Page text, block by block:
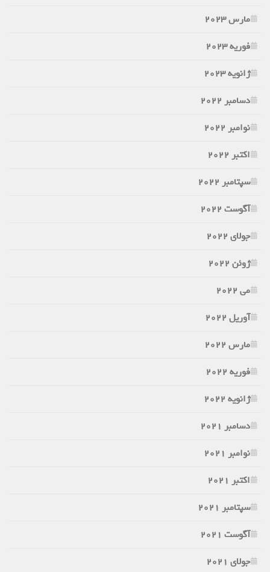
مارس 2023
فوریه 2023
ژانویه 2023
دسامبر 2022
نوامبر 2022
اکتبر 2022
سپتامبر 2022
آگوست 2022
جولای 2022
ژوئن 2022
می 2022
آوریل 2022
مارس 2022
فوریه 2022
ژانویه 2022
دسامبر 2021
نوامبر 2021
اکتبر 2021
سپتامبر 2021
آگوست 2021
جولای 2021